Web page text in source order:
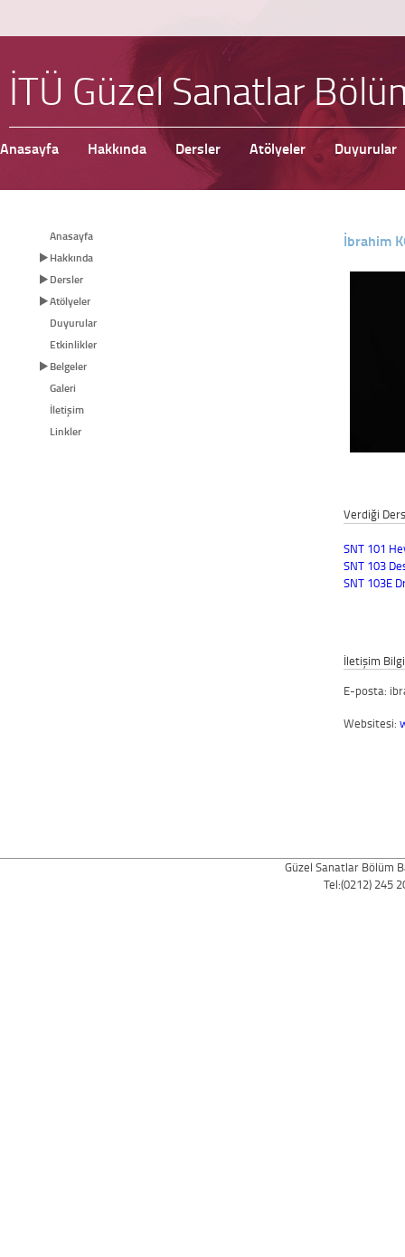
İTÜ Güzel Sanatlar
Anasayfa Hakkında Dersler Atölyeler Duyurular
Anasayfa
Hakkında
Dersler
Atölyeler
Duyurular
Etkinlikler
Belgeler
Galeri
İletişim
Linkler
İbrahim
Verdiği
SNT 101
SNT 103
SNT 103E
İletişim
E-posta:
Websitesi:
Güzel Sanatlar Bölüm
Tel:(0212) 245